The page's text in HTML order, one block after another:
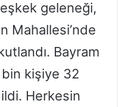
geleneği,
Mahallesi’nde
Bayram
bin kişiye 32
Herkesin